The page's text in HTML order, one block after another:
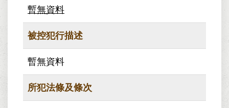
暫無資料
被控犯行描述
暫無資料
所犯法條及條次